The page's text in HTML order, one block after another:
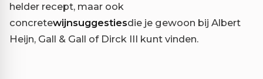
helder recept, maar ook
concretewijnsuggestiesdie je gewoon bij Albert
Heijn, Gall & Gall of Dirck III kunt vinden.